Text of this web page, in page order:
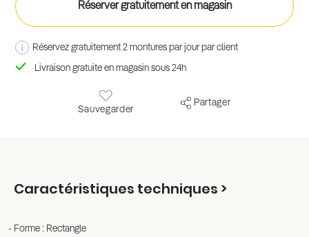
Sauvegarder
Partager
Réserver gratuitement en magasin
Réservez gratuitement 2 montures par jour par client
Livraison gratuite en magasin sous 24h
Caractéristiques techniques >
Forme : Rectangle